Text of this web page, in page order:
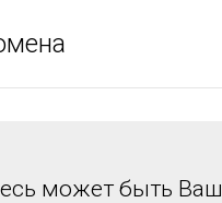
может быть Ваш